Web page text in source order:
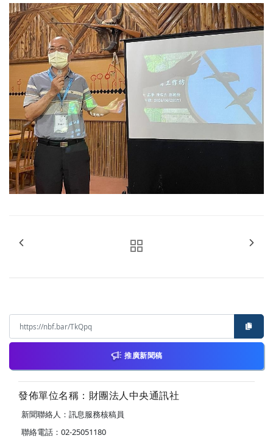
推廣新聞稿
發佈單位名稱：財團法人中央通訊社
新聞聯絡人：訊息服務核稿員
聯絡電話：02-25051180